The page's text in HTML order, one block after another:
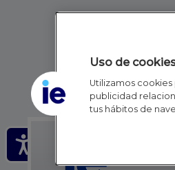
Uso de
Utilizamos
publicidad
tus hábitos de